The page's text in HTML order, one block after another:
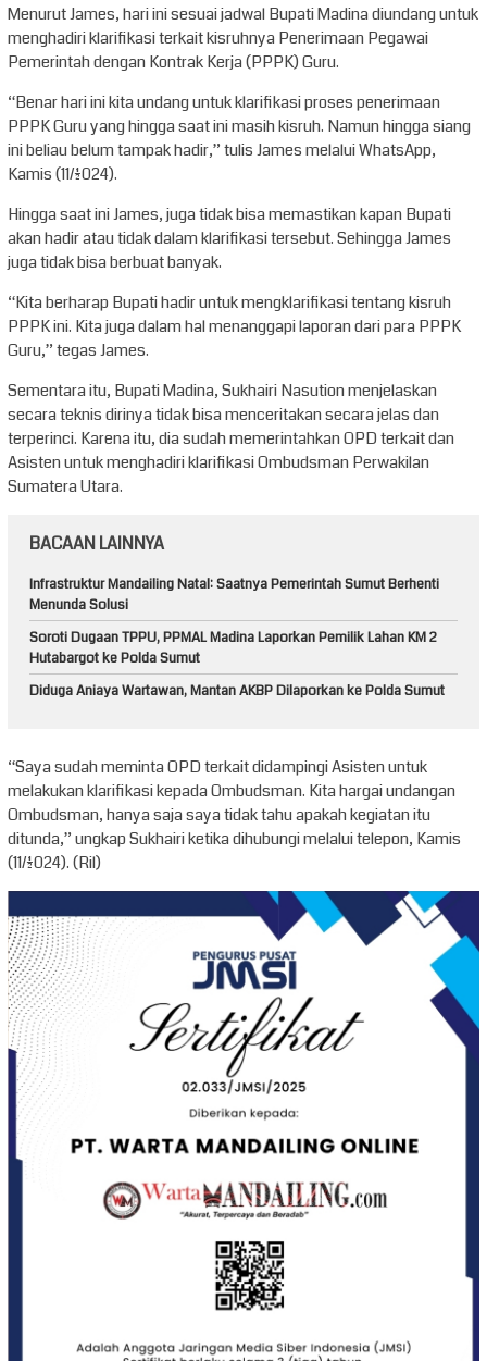
Menurut James, hari ini sesuai jadwal Bupati Madina diundang untuk
menghadiri klarifikasi terkait kisruhnya Penerimaan Pegawai
Pemerintah dengan Kontrak Kerja (PPPK) Guru.
“Benar hari ini kita undang untuk klarifikasi proses penerimaan
PPPK Guru yang hingga saat ini masih kisruh. Namun hingga siang
ini beliau belum tampak hadir,” tulis James melalui WhatsApp,
Kamis (11/1/2024).
Hingga saat ini James, juga tidak bisa memastikan kapan Bupati
akan hadir atau tidak dalam klarifikasi tersebut. Sehingga James
juga tidak bisa berbuat banyak.
“Kita berharap Bupati hadir untuk mengklarifikasi tentang kisruh
PPPK ini. Kita juga dalam hal menanggapi laporan dari para PPPK
Guru,” tegas James.
Sementara itu, Bupati Madina, Sukhairi Nasution menjelaskan
secara teknis dirinya tidak bisa menceritakan secara jelas dan
terperinci. Karena itu, dia sudah memerintahkan OPD terkait dan
Asisten untuk menghadiri klarifikasi Ombudsman Perwakilan
Sumatera Utara.
BACAAN LAINNYA
Infrastruktur Mandailing Natal: Saatnya Pemerintah Sumut Berhenti
Menunda Solusi
Soroti Dugaan TPPU, PPMAL Madina Laporkan Pemilik Lahan KM 2
Hutabargot ke Polda Sumut
Diduga Aniaya Wartawan, Mantan AKBP Dilaporkan ke Polda Sumut
“Saya sudah meminta OPD terkait didampingi Asisten untuk
melakukan klarifikasi kepada Ombudsman. Kita hargai undangan
Ombudsman, hanya saja saya tidak tahu apakah kegiatan itu
ditunda,” ungkap Sukhairi ketika dihubungi melalui telepon, Kamis
(11/1/2024). (Ril)